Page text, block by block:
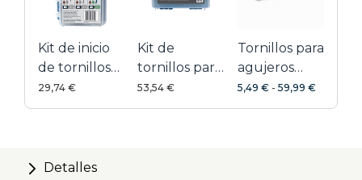
Kit de inicio
de tornillos
Kreg
29,74 €
Kit de
tornillos para
exteriores
53,54 €
Tornillos para
agujeros
ocultos
galvanizados
5,49 € - 59,99 €
Detalles